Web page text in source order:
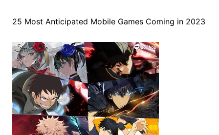
25 Most Anticipated Mobile Games Coming in 2023